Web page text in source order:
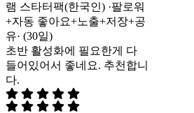
램 스타터팩(한국인) ·팔로워
+자동 좋아요+노출+저장+공
유· (30일)
초반 활성화에 필요한게 다
들어있어서 좋네요. 추천합니
다.